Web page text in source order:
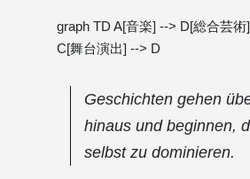
graph TD A[音楽] --> D[総合芸
C[舞台演出] --> D
Geschichten gehen
hinaus und beginnen,
selbst zu dominieren.